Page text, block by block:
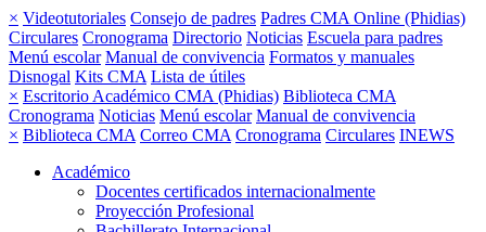
× Videotutoriales Consejo de padres Padres CMA Online (Phidias)
Circulares Cronograma Directorio Noticias Escuela para padres
Menú escolar Manual de convivencia Formatos y manuales
Disnogal Kits CMA Lista de útiles
× Escritorio Académico CMA (Phidias) Biblioteca CMA
Cronograma Noticias Menú escolar Manual de convivencia
× Biblioteca CMA Correo CMA Cronograma Circulares INEWS
Académico
Docentes certificados internacionalmente
Proyección Profesional